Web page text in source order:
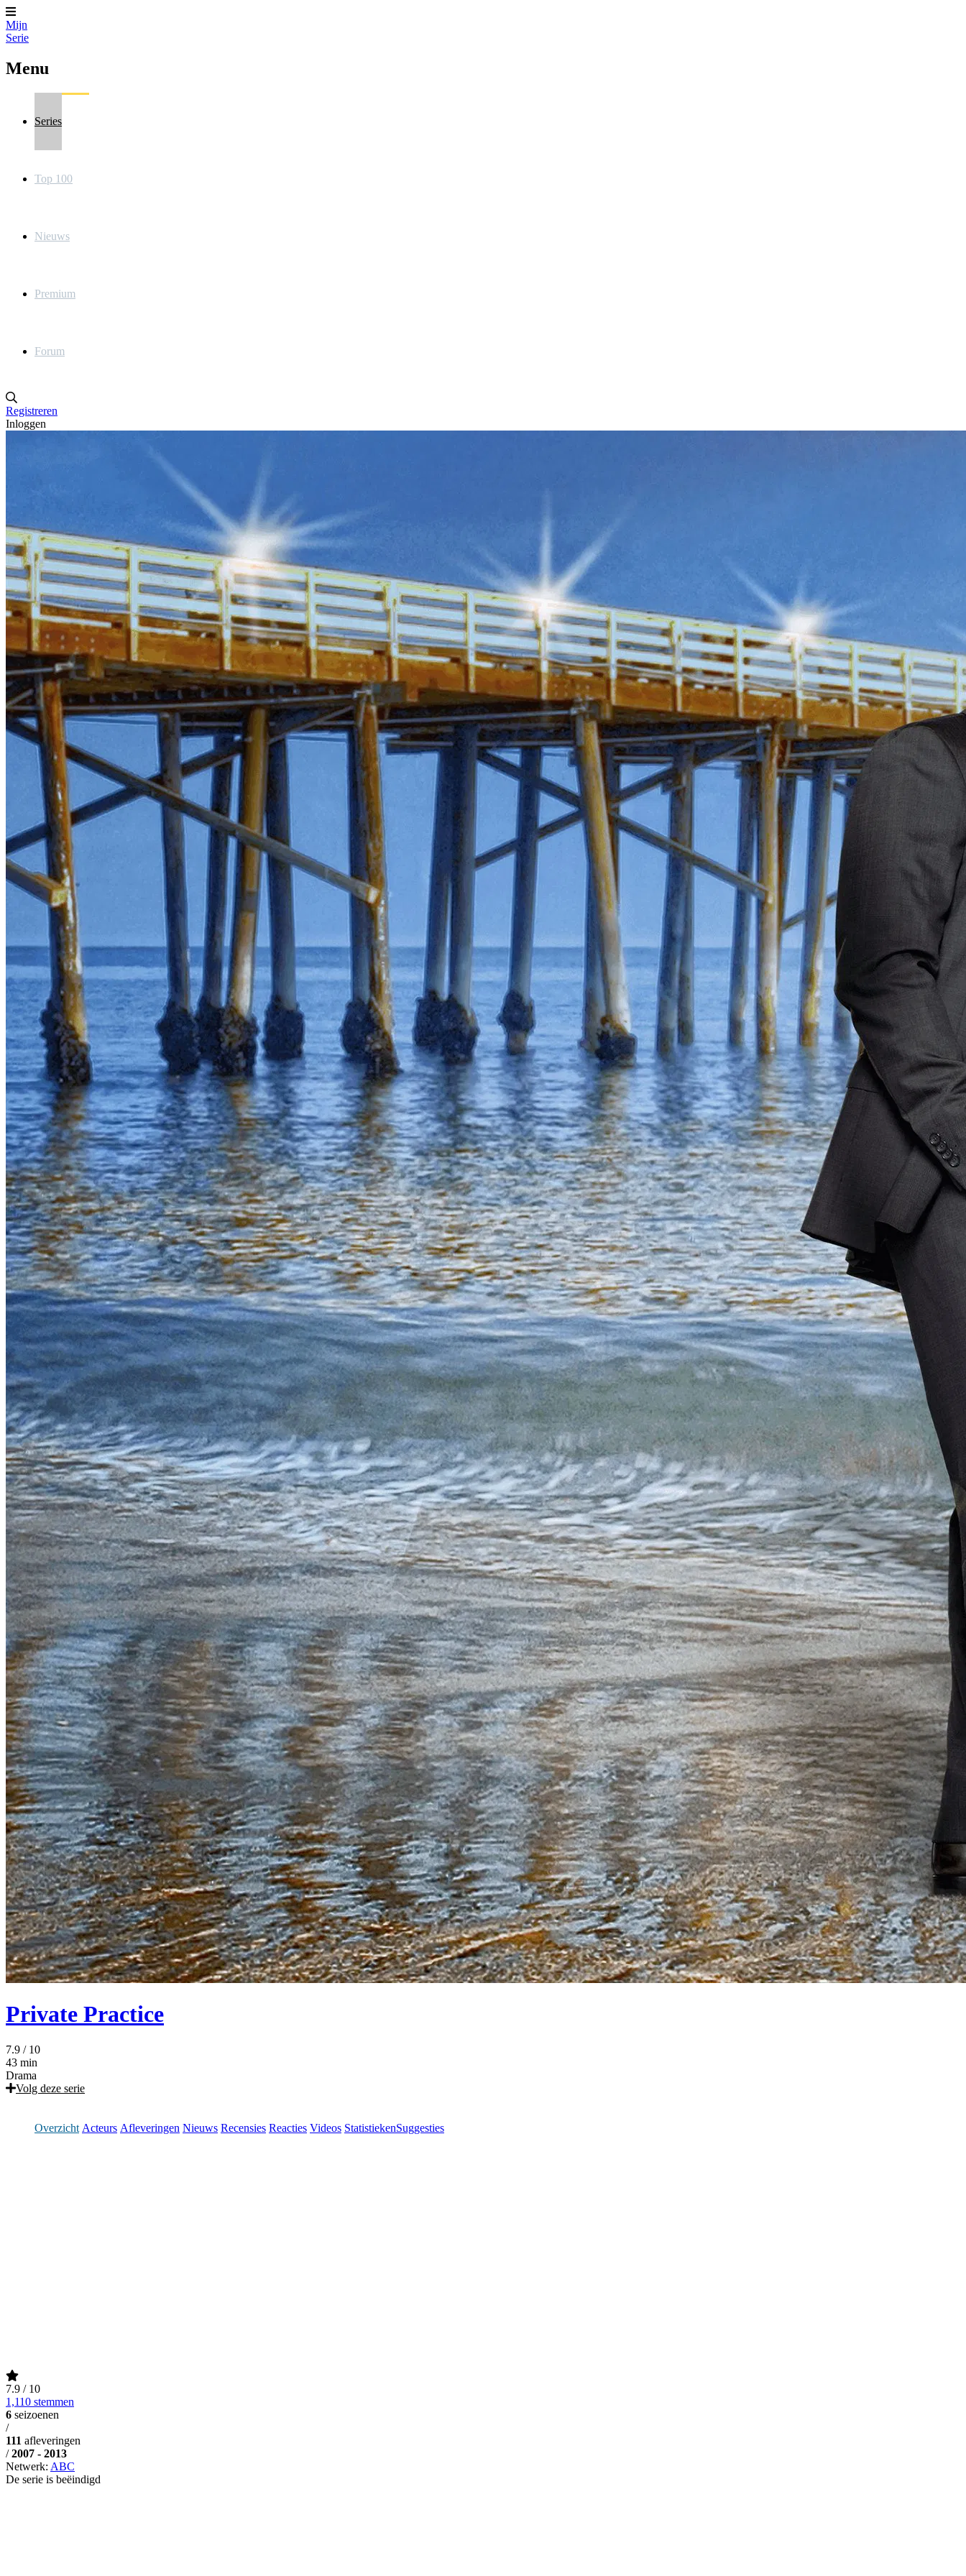
Mijn
Serie
Menu
Series
Top 100
Nieuws
Premium
Forum
Registreren
Inloggen
Private Practice
7.9 / 10
43 min
Drama
Volg deze serie
Overzicht Acteurs Afleveringen Nieuws Recensies Reacties Videos StatistiekenSuggesties
7.9 / 10
1,110 stemmen
6 seizoenen
/
111 afleveringen
/ 2007 - 2013
Netwerk: ABC
De serie is beëindigd